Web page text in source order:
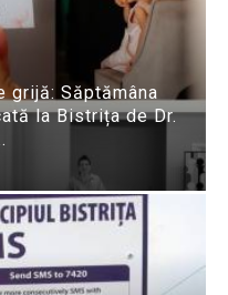
grijă: Săptămâna
la Bistrița de Dr.